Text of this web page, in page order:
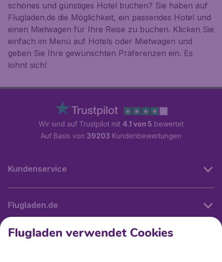
schönes und günstiges Hotel buchen? Sie haben auf
Flugladen.de die Möglichkeit, ein passendes Hotel und
einen Mietwagen für Ihre Reise zu buchen. Klicken Sie
einfach im Menü auf Hotels oder Mietwagen und
geben Sie Ihre gewünschten Präferenzen ein. Es
lohnt sich!
Wir sind auf Trustpilot mit 4.1 von 5 bewertet
Auf Basis von 39203 Kundenbewertungen
Kundenservice
Flugladen.de
Internationale Webseiten
Flugladen verwendet Cookies